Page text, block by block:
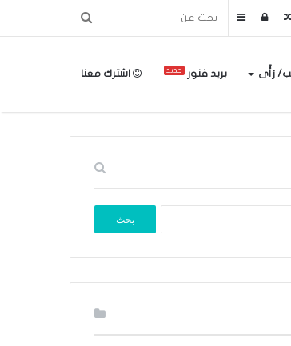
إضافةتسجيلمقال
رَأَى بريد فنور جديد اشترك معنا
عن: